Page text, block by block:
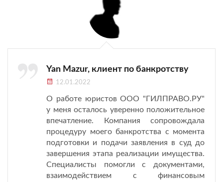
Yan Mazur, клиент по банкротству
12.01.2022
О работе юристов ООО "ГИЛПРАВО.РУ"
у меня осталось уверенно положительное
впечатление. Компания сопровождала
процедуру моего банкротства с момента
подготовки и подачи заявления в суд до
завершения этапа реализации имущества.
Специалисты помогли с документами,
взаимодействием с финансовым